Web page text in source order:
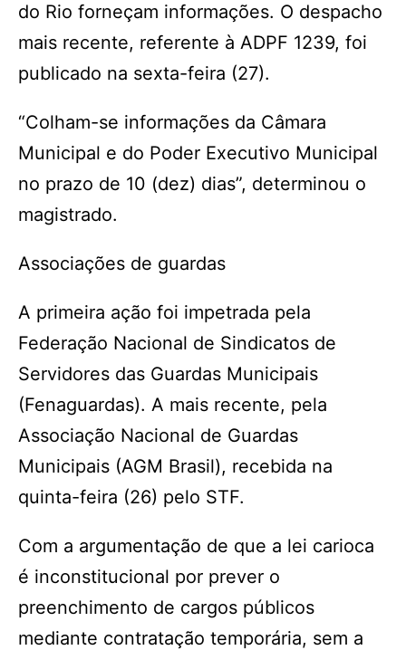
do Rio forneçam informações. O despacho
mais recente, referente à ADPF 1239, foi
publicado na sexta-feira (27).
“Colham-se informações da Câmara
Municipal e do Poder Executivo Municipal
no prazo de 10 (dez) dias”, determinou o
magistrado.
Associações de guardas
A primeira ação foi impetrada pela
Federação Nacional de Sindicatos de
Servidores das Guardas Municipais
(Fenaguardas). A mais recente, pela
Associação Nacional de Guardas
Municipais (AGM Brasil), recebida na
quinta-feira (26) pelo STF.
Com a argumentação de que a lei carioca
é inconstitucional por prever o
preenchimento de cargos públicos
mediante contratação temporária, sem a